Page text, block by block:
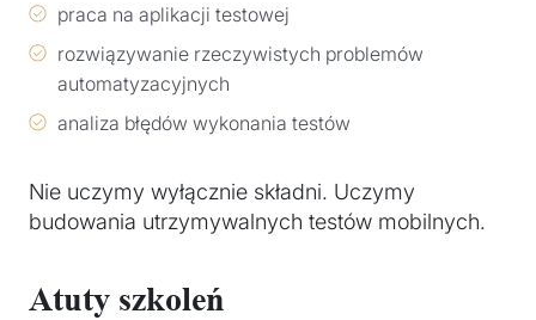
praca na aplikacji testowej
rozwiązywanie rzeczywistych problemów
automatyzacyjnych
analiza błędów wykonania testów
Nie uczymy wyłącznie składni. Uczymy
budowania utrzymywalnych testów mobilnych.
Atuty szkoleń